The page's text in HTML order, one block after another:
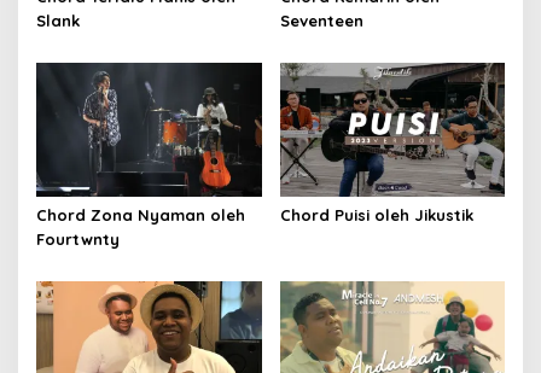
Slank
Seventeen
Chord Zona Nyaman oleh
Fourtwnty
Chord Puisi oleh Jikustik